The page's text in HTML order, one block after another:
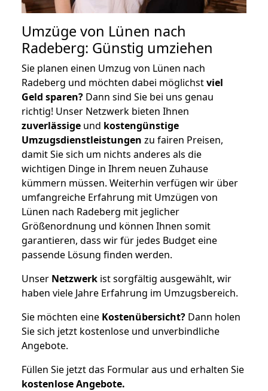
Umzüge von Lünen nach
Radeberg: Günstig umziehen
Sie planen einen Umzug von Lünen nach
Radeberg und möchten dabei möglichstviel
Geld sparen? Dann sind Sie bei uns genau
richtig! Unser Netzwerk bieten Ihnen
zuverlässige und kostengünstige
Umzugsdienstleistungen zu fairen Preisen,
damit Sie sich um nichts anderes als die
wichtigen Dinge in Ihrem neuen Zuhause
kümmern müssen. Weiterhin verfügen wir über
umfangreiche Erfahrung mit Umzügen von
Lünen nach Radeberg mit jeglicher
Größenordnung und können Ihnen somit
garantieren, dass wir für jedes Budget eine
passende Lösung finden werden.
Unser Netzwerk ist sorgfältig ausgewählt, wir
haben viele Jahre Erfahrung im Umzugsbereich.
Sie möchten eine Kostenübersicht? Dann holen
Sie sich jetzt kostenlose und unverbindliche
Angebote.
Füllen Sie jetzt das Formular aus und erhalten Sie
kostenloseAngebote.